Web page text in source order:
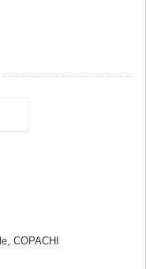
COPACHI